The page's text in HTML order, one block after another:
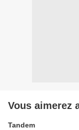
Vous aimerez
Tandem